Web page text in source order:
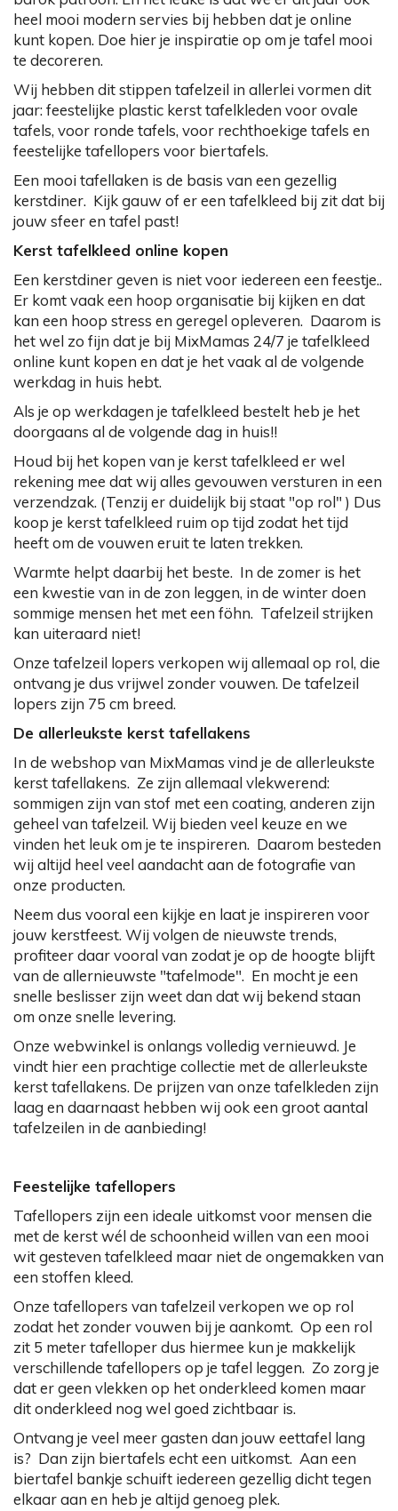
heel mooi modern servies bij hebben dat je online
kunt kopen. Doe hier je inspiratie op om je tafel mooi
te decoreren.
Wij hebben dit stippen tafelzeil in allerlei vormen dit
jaar: feestelijke plastic kerst tafelkleden voor ovale
tafels, voor ronde tafels, voor rechthoekige tafels en
feestelijke tafellopers voor biertafels.
Een mooi tafellaken is de basis van een gezellig
kerstdiner. Kijk gauw of er een tafelkleed bij zit dat bij
jouw sfeer en tafel past!
Kerst tafelkleed online kopen
Een kerstdiner geven is niet voor iedereen een feestje..
Er komt vaak een hoop organisatie bij kijken en dat
kan een hoop stress en geregel opleveren. Daarom is
het wel zo fijn dat je bij MixMamas 24/7 je tafelkleed
online kunt kopen en dat je het vaak al de volgende
werkdag in huis hebt.
Als je op werkdagen je tafelkleed bestelt heb je het
doorgaans al de volgende dag in huis!!
Houd bij het kopen van je kerst tafelkleed er wel
rekening mee dat wij alles gevouwen versturen in een
verzendzak. (Tenzij er duidelijk bij staat "op rol" ) Dus
koop je kerst tafelkleed ruim op tijd zodat het tijd
heeft om de vouwen eruit te laten trekken.
Warmte helpt daarbij het beste. In de zomer is het
een kwestie van in de zon leggen, in de winter doen
sommige mensen het met een föhn. Tafelzeil strijken
kan uiteraard niet!
Onze tafelzeil lopers verkopen wij allemaal op rol, die
ontvang je dus vrijwel zonder vouwen. De tafelzeil
lopers zijn 75 cm breed.
De allerleukste kerst tafellakens
In de webshop van MixMamas vind je de allerleukste
kerst tafellakens. Ze zijn allemaal vlekwerend:
sommigen zijn van stof met een coating, anderen zijn
geheel van tafelzeil. Wij bieden veel keuze en we
vinden het leuk om je te inspireren. Daarom besteden
wij altijd heel veel aandacht aan de fotografie van
onze producten.
Neem dus vooral een kijkje en laat je inspireren voor
jouw kerstfeest. Wij volgen de nieuwste trends,
profiteer daar vooral van zodat je op de hoogte blijft
van de allernieuwste "tafelmode". En mocht je een
snelle beslisser zijn weet dan dat wij bekend staan
om onze snelle levering.
Onze webwinkel is onlangs volledig vernieuwd. Je
vindt hier een prachtige collectie met de allerleukste
kerst tafellakens. De prijzen van onze tafelkleden zijn
laag en daarnaast hebben wij ook een groot aantal
tafelzeilen in de aanbieding!
Feestelijke tafellopers
Tafellopers zijn een ideale uitkomst voor mensen die
met de kerst wél de schoonheid willen van een mooi
wit gesteven tafelkleed maar niet de ongemakken van
een stoffen kleed.
Onze tafellopers van tafelzeil verkopen we op rol
zodat het zonder vouwen bij je aankomt. Op een rol
zit 5 meter tafelloper dus hiermee kun je makkelijk
verschillende tafellopers op je tafel leggen. Zo zorg je
dat er geen vlekken op het onderkleed komen maar
dit onderkleed nog wel goed zichtbaar is.
Ontvang je veel meer gasten dan jouw eettafel lang
is? Dan zijn biertafels echt een uitkomst. Aan een
biertafel bankje schuift iedereen gezellig dicht tegen
elkaar aan en heb je altijd genoeg plek.